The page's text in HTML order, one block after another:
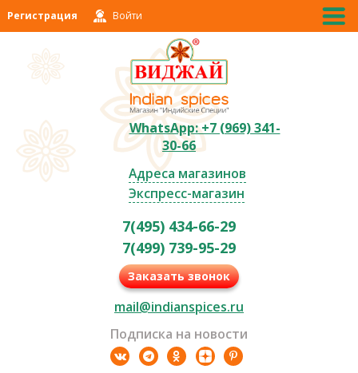
Регистрация Войти
WhatsApp: +7 (969) 341-
30-66
Адреса магазинов
Экспресс-магазин
7(495) 434-66-29
7(499) 739-95-29
Заказать звонок
mail@indianspices.ru
Подписка на новости